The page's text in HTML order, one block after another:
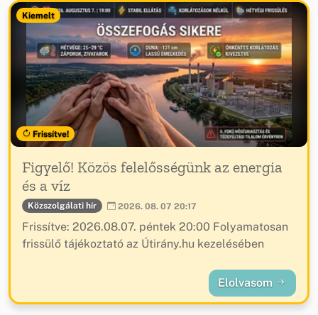
Kiemelt
Frissítve!
Figyelő! Közös felelősségünk az energia
és a víz
Közszolgálati hír 2026. 08. 07 20:17
Frissítve: 2026.08.07. péntek 20:00 Folyamatosan
frissülő tájékoztató az Útirány.hu kezelésében
Elolvasom